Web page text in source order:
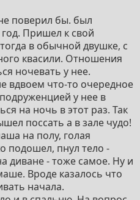
поверил бы. был
Пришел к свой
в обычной двушке, с
квасили. Отношения
ночевать у нее.
вдвоем что-то очередное
у нее в
на ночь в этот раз. Так
поссать а в зале чудо!
на полу, голая
подошел, пнул тело -
диване - тоже самое. Ну и
Вроде казалось что
начала.